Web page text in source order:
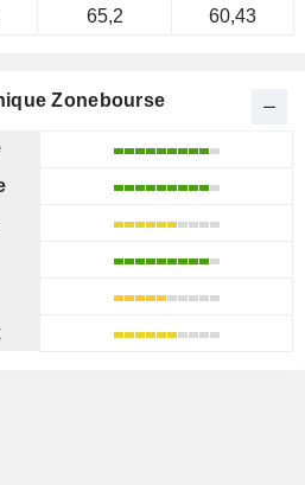
65,2 60,43
Zonebourse